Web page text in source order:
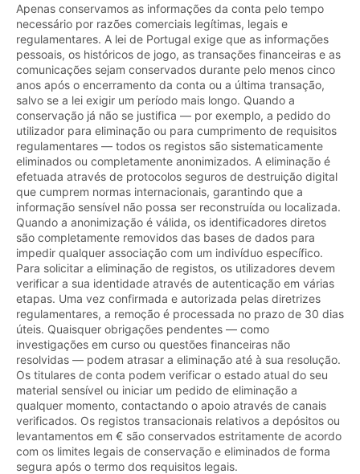
Apenas conservamos as informações da conta pelo tempo
necessário por razões comerciais legítimas, legais e
regulamentares. A lei de Portugal exige que as informações
pessoais, os históricos de jogo, as transações financeiras e as
comunicações sejam conservados durante pelo menos cinco
anos após o encerramento da conta ou a última transação,
salvo se a lei exigir um período mais longo. Quando a
conservação já não se justifica — por exemplo, a pedido do
utilizador para eliminação ou para cumprimento de requisitos
regulamentares — todos os registos são sistematicamente
eliminados ou completamente anonimizados. A eliminação é
efetuada através de protocolos seguros de destruição digital
que cumprem normas internacionais, garantindo que a
informação sensível não possa ser reconstruída ou localizada.
Quando a anonimização é válida, os identificadores diretos
são completamente removidos das bases de dados para
impedir qualquer associação com um indivíduo específico.
Para solicitar a eliminação de registos, os utilizadores devem
verificar a sua identidade através de autenticação em várias
etapas. Uma vez confirmada e autorizada pelas diretrizes
regulamentares, a remoção é processada no prazo de 30 dias
úteis. Quaisquer obrigações pendentes — como
investigações em curso ou questões financeiras não
resolvidas — podem atrasar a eliminação até à sua resolução.
Os titulares de conta podem verificar o estado atual do seu
material sensível ou iniciar um pedido de eliminação a
qualquer momento, contactando o apoio através de canais
verificados. Os registos transacionais relativos a depósitos ou
levantamentos em € são conservados estritamente de acordo
com os limites legais de conservação e eliminados de forma
segura após o termo dos requisitos legais.